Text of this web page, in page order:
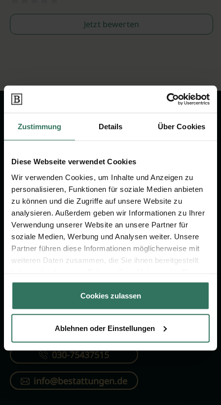
Zustimmung Details Über Cookies
Diese Webseite verwendet Cookies
Wir verwenden Cookies, um Inhalte und Anzeigen zu
personalisieren, Funktionen für soziale Medien anbieten
zu können und die Zugriffe auf unsere Website zu
analysieren. Außerdem geben wir Informationen zu Ihrer
Verwendung unserer Website an unsere Partner für
soziale Medien, Werbung und Analysen weiter. Unsere
Partner führen diese Informationen möglicherweise mit
weiteren Daten zusammen, die Sie ihnen bereitgestellt
gesammelt haben.
Cookies zulassen
Ablehnen oder Einstellungen
Jetzt bewerten
Wir sind Ihr Ansprechpartner rund
Vorsorge.
Jetzt beraten lassen
FÜR SIE
Vergleich
Verzeichnis
FÜR BESTATTER
Online-Portal
KONTAKTIEREN SIE UNS
030-75437515
info@bestattungen.de